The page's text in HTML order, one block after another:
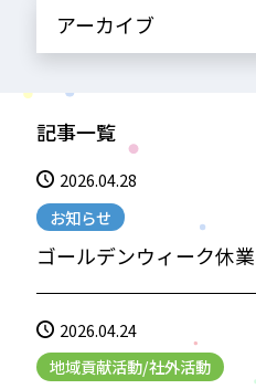
アーカイブ
記事一覧
2026.04.28
お知らせ
ゴールデンウィーク休
2026.04.24
地域貢献活動/社外活動